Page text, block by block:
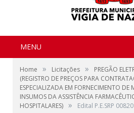
MENU
Home » Licitações »
PREGÃO
(REGISTRO DE PREÇOS PARA
ESPECIALIZADA EM FORNECIMENTO DE
INSUMOS DA ASSISTÊNCIA
HOSPITALARES) » Edital P.E.SRP